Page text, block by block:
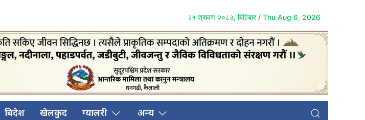
२१ श्रावण २०८३, बिहिबार / Thu Aug 6, 2026
बिदेश खेलकुद ग्यालरी अन्य